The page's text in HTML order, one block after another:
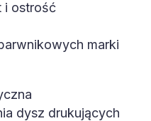
i ostrość
marki
dysz drukujących